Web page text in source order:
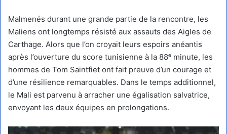
Malmenés durant une grande partie de la rencontre, les
Maliens ont longtemps résisté aux assauts des Aigles de
Carthage. Alors que l’on croyait leurs espoirs anéantis
après l’ouverture du score tunisienne à la 88ᵉ minute, les
hommes de Tom Saintfiet ont fait preuve d’un courage et
d’une résilience remarquables. Dans le temps additionnel,
le Mali est parvenu à arracher une égalisation salvatrice,
envoyant les deux équipes en prolongations.